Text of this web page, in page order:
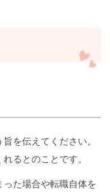
を伝えてください。
るとのことです。
た場合や転職自体を